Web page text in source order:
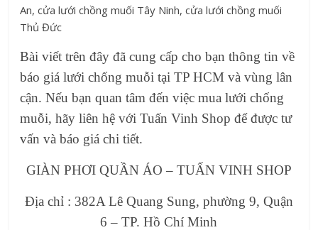
Bài viết trên đây đã cung cấp cho bạn thông tin về
báo giá lưới chống muỗi tại TP HCM và vùng lân
cận. Nếu bạn quan tâm đến việc mua lưới chống
muỗi, hãy liên hệ với Tuấn Vinh Shop để được tư
vấn và báo giá chi tiết.
GIÀN PHƠI QUẦN ÁO – TUẤN VINH SHOP
Địa chỉ : 382A Lê Quang Sung, phường 9, Quận
6 – TP. Hồ Chí Minh